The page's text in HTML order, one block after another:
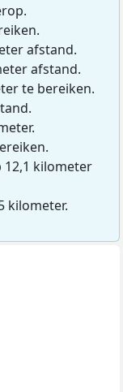
afstand.
afstand.
te bereiken.
12,1 kilometer
kilometer.